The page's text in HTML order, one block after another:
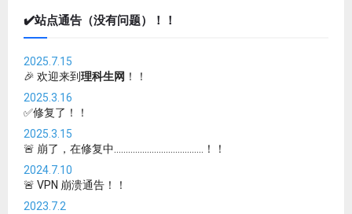
✔️站点通告（没有问题）！！
2025.7.15
🎉 欢迎来到理科生网 ！！
2025.3.16
✅修复了！！
2025.3.15
🚨 崩了，在修复中......................................！！
2024.7.10
🚨 VPN 崩溃通告！！
2023.7.2